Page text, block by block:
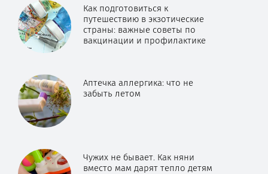
Как подготовиться к
путешествию в экзотические
страны: важные советы по
вакцинации и профилактике
Аптечка аллергика: что не
забыть летом
Чужих не бывает. Как няни
вместо мам дарят тепло детям